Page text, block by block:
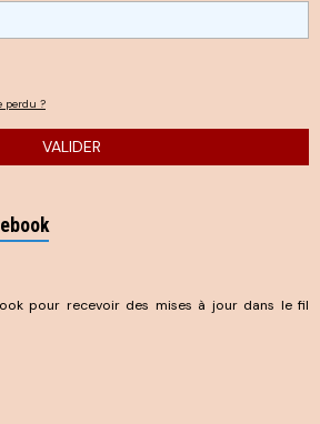
perdu ?
VALIDER
pour recevoir des mises à jour dans le fil